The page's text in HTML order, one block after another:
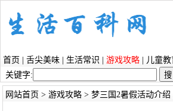
首页 舌尖美味 生活常识 游戏攻略 儿童教
关键字:
网站首页 > 游戏攻略> 梦三国2暑假活动介绍